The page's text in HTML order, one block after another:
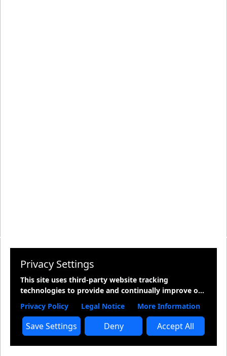
Privacy Settings
This site uses third-party website tracking
technologies to provide and continually improve our
services, and to display advertisements according to
users' interests. I agree and may revoke or change
my consent at any time with effect for the future.
Privacy Policy Legal Notice More Information
Save Settings Deny Accept All